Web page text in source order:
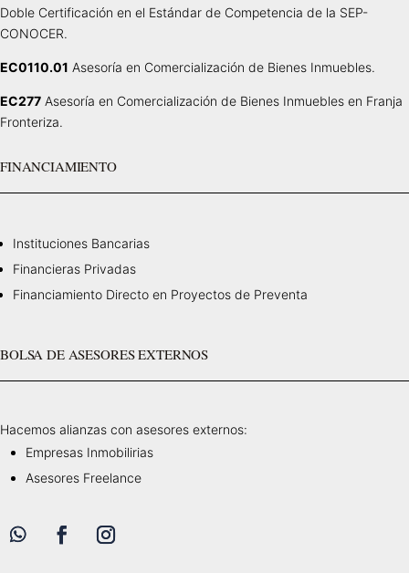
Doble Certificación en el Estándar de Competencia de la SEP-
CONOCER.
EC0110.01 Asesoría en Comercialización de Bienes Inmuebles.
EC277 Asesoría en Comercialización de Bienes Inmuebles en Franja
Fronteriza.
FINANCIAMIENTO
Instituciones Bancarias
Financieras Privadas
Financiamiento Directo en Proyectos de Preventa
BOLSA DE ASESORES EXTERNOS
Hacemos alianzas con asesores externos:
Empresas Inmobilirias
Asesores Freelance